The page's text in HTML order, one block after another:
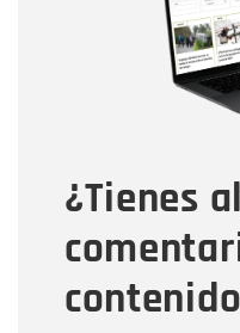
¿Tienes
Correo electrónico
Tipo de
Mensaje